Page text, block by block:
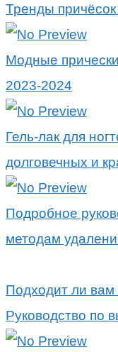
Тренды
Модные
2023-2024
Гель-лак для
долговечных и
Подробное
методам
Подходит ли вам
Руководство по